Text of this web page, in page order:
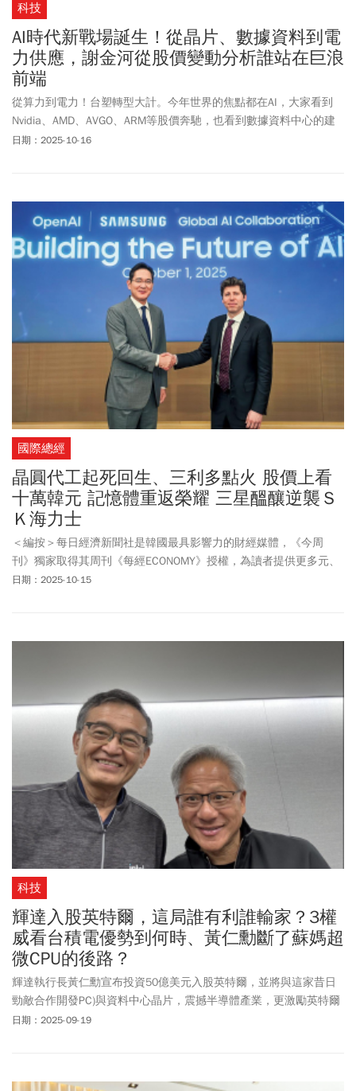
科技
AI時代新戰場誕生！從晶片、數據資料到電
力供應，謝金河從股價變動分析誰站在巨浪
前端
從算力到電力！台塑轉型大計。今年世界的焦點都在AI，大家看到
Nvidia、AMD、AVGO、ARM等股價奔馳，也看到數據資料中心的建
置如長江大浪般向前挺進，Open AI的Sam Altman更像是眾星拱月
日期：2025-10-16
國際總經
晶圓代工起死回生、三利多點火 股價上看
十萬韓元 記憶體重返榮耀 三星醞釀逆襲Ｓ
Ｋ海力士
＜編按＞每日經濟新聞社是韓國最具影響力的財經媒體，《今周
刊》獨家取得其周刊《每經ECONOMY》授權，為讀者提供更多元、
國際化的新聞視野。
日期：2025-10-15
科技
輝達入股英特爾，這局誰有利誰輸家？3權
威看台積電優勢到何時、黃仁勳斷了蘇媽超
微CPU的後路？
輝達執行長黃仁勳宣布投資50億美元入股英特爾，並將與這家昔日
勁敵合作開發PC)與資料中心晶片，震撼半導體產業，更激勵英特爾
股價周四(9/18)一夕暴漲逾22.77%。和黃仁勳宣布輝達注資英特爾
日期：2025-09-19